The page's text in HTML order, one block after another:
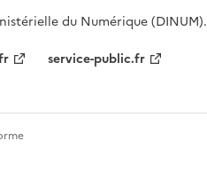
du Numérique (DINUM).
service-public.fr